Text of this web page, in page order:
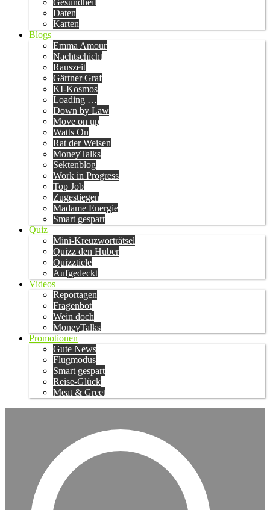
Gesundheit
Daten
Karten
Blogs
Emma Amour
Nachtschicht
Rauszeit
Gärtner Graf
KI-Kosmos
Loading …
Down by Law
Move on up
Watts On
Rat der Weisen
MoneyTalks
Sektenblog
Work in Progress
Top Job
Zugestiegen
Madame Energie
Smart gespart
Quiz
Mini-Kreuzworträtsel
Quizz den Huber
Quizzticle
Aufgedeckt
Videos
Reportagen
Fragenbot
Wein doch
MoneyTalks
Promotionen
Gute News
Flugmodus
Smart gespart
Reise-Glück
Meat & Greet